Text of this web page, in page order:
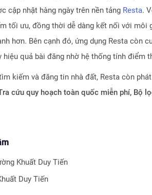
cập nhật hàng ngày trên nền tảng Resta.
tối ưu, đồng thời dễ dàng kết nối với môi
hơn. Bên cạnh đó, ứng dụng Resta còn
hiệu quả bài đăng nhờ hệ thống tính điểm
kiếm và đăng tin nhà đất, Resta còn
cứu quy hoạch toàn quốc miễn phí, Bộ
ích mà nền tảng mang lại, chúng tôi tin
Khuất Duy Tiến
Duy Tiến